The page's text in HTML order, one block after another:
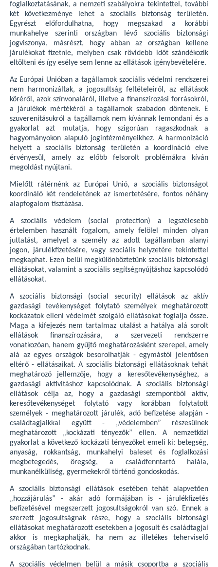
foglalkoztatásának, a nemzeti szabályokra tekintettel, további
két következménye lehet a szociális biztonság területén.
Egyrészt előfordulhatna, hogy megszakad a korábbi
munkahelye szerinti országban lévő szociális biztonsági
jogviszonya, másrészt, hogy abban az országban kellene
járulékokat fizetnie, melyben csak rövidebb időt szándékozik
eltölteni és így esélye sem lenne az ellátások igénybevételére.
Az Európai Unióban a tagállamok szociális védelmi rendszerei
nem harmonizáltak, a jogosultság feltételeiről, az ellátások
köréről, azok színvonaláról, illetve a finanszírozási forrásokról,
a járulékok mértékéről a tagállamok szabadon döntenek. E
szuverenitásukról a tagállamok nem kívánnak lemondani és a
gyakorlat azt mutatja, hogy szigorúan ragaszkodnak a
hagyományokon alapuló jogintézményeikhez. A harmonizáció
helyett a szociális biztonság területén a koordináció elve
érvényesül, amely az előbb felsorolt problémákra kíván
megoldást nyújtani.
Mielőtt rátérnénk az Európai Unió, a szociális biztonságot
koordináló két rendeletének az ismertetésére, fontos néhány
alapfogalom tisztázása.
A szociális védelem (social protection) a legszélesebb
értelemben használt fogalom, amely felölel minden olyan
juttatást, amelyet a személy az adott tagállamban alanyi
jogon, járulékfizetésére, vagy szociális helyzetére tekintettel
megkaphat. Ezen belül megkülönböztetünk szociális biztonsági
ellátásokat, valamint a szociális segítségnyújtáshoz kapcsolódó
ellátásokat.
A szociális biztonsági (social security) ellátások az aktív
gazdasági tevékenységet folytató személyek meghatározott
kockázatok elleni védelmét szolgáló ellátásokat foglalja össze.
Maga a kifejezés nem tartalmaz utalást a hatálya alá sorolt
ellátások finanszírozására, a szervezeti rendszerre
vonatkozóan, hanem gyűjtő meghatározásként szerepel, amely
alá az egyes országok besorolhatják - egymástól jelentősen
eltérő - ellátásaikat. A szociális biztonsági ellátásoknak tehát
meghatározó jellemzője, hogy a keresőtevékenységhez, a
gazdasági aktivitáshoz kapcsolódnak. A szociális biztonsági
ellátások célja az, hogy a gazdasági szempontból aktív,
keresőtevékenységet folytató vagy korábban folytatott
személyek - meghatározott járulék, adó befizetése alapján -
családtagjaikkal együtt - „védelemben” részesülnek
meghatározott „kockázati tényezők” ellen. A nemzetközi
gyakorlat a következő kockázati tényezőket emeli ki: betegség,
anyaság, rokkantság, munkahelyi baleset és foglalkozási
megbetegedés, öregség, a családfenntartó halála,
munkanélküliség, gyermekekről történő gondoskodás.
A szociális biztonsági ellátások esetében tehát alapvetően
„hozzájárulás” - akár adó formájában is - járulékfizetés
befizetésével megszerzett jogosultságokról van szó. Ennek a
szerzett jogosultságnak része, hogy a szociális biztonsági
ellátásokat meghatározott esetekben a jogosult és családtagjai
akkor is megkaphatják, ha nem az illetékes teherviselő
országában tartózkodnak.
A szociális védelmen belül a másik csoportba a szociális